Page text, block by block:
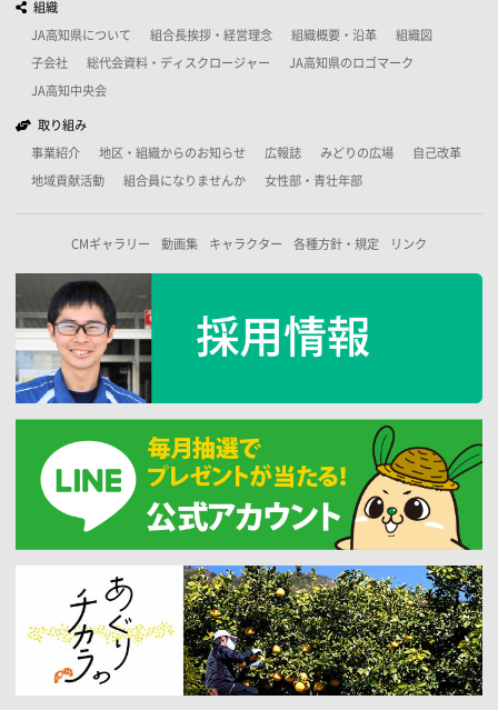
組織
JA高知県について 組合長挨拶・経営理念 組織概要・沿革 組織図
子会社 総代会資料・ディスクロージャー JA高知県のロゴマーク
JA高知中央会
取り組み
事業紹介 地区・組織からのお知らせ 広報誌 みどりの広場 自己改革
地域貢献活動 組合員になりませんか 女性部・青壮年部
CMギャラリー 動画集 キャラクター 各種方針・規定 リンク